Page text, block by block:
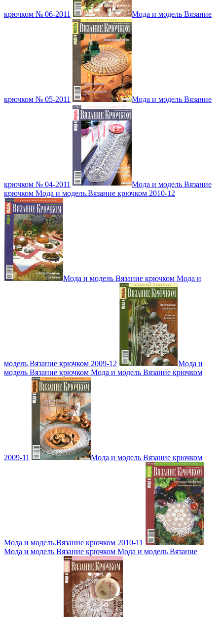
крючком № 06-2011 Мода и модель Вязание
крючком № 05-2011 Мода и модель Вязание
крючком № 04-2011
Мода и модель Вязание
крючком Мода и модель.Вязание крючком 2010-12
Мода и модель Вязание крючком Мода и
модель Вязание крючком 2009-12
Мода и
модель Вязание крючком Мода и модель Вязание крючком
2009-11 Мода и модель Вязание крючком
Мода и модель.Вязание крючком 2010-11
Мода и модель Вязание крючком Мода и модель Вязание